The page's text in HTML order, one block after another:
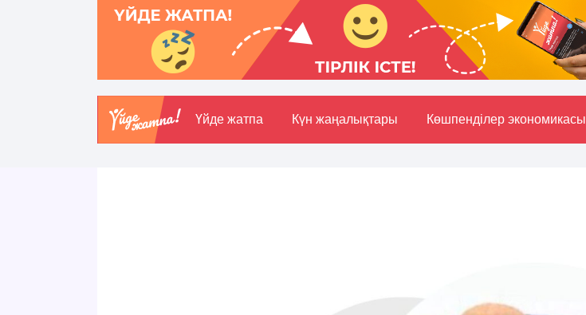
Үйде жатпа Күн жаңалықтары Көшпенділер экономикасы